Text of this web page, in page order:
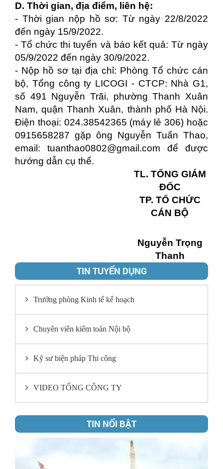
D. Thời gian, địa điểm, liên hệ:
- Thời gian nộp hồ sơ: Từ ngày 22/8/2022
đến ngày 15/9/2022.
- Tổ chức thi tuyển và báo kết quả: Từ ngày
05/9/2022 đến ngày 30/9/2022.
- Nộp hồ sơ tại địa chỉ: Phòng Tổ chức cán
bộ, Tổng công ty LICOGI - CTCP: Nhà G1,
số 491 Nguyễn Trãi, phường Thanh Xuân
Nam, quận Thanh Xuân, thành phố Hà Nội.
Điện thoại: 024.38542365 (máy lẻ 306) hoặc
0915658287 gặp ông Nguyễn Tuấn Thao,
email: tuanthao0802@gmail.com để được
hướng dẫn cụ thể.
TL. TỔNG GIÁM
ĐỐC
TP. TỔ CHỨC
CÁN BỘ
Nguyễn Trọng
Thanh
TIN TUYỂN DỤNG
Trưởng phòng Kinh tế kế hoạch
Chuyên viên kiểm toán Nội bộ
Kỹ sư biện pháp Thi công
VIDEO TỔNG CÔNG TY
TIN NỔI BẬT